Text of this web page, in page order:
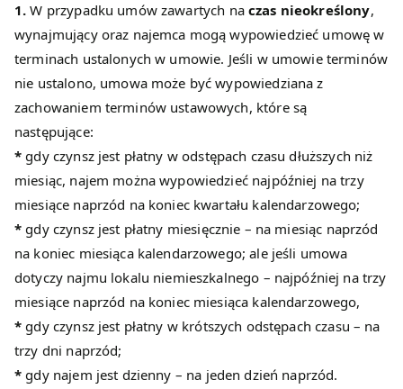
1. W przypadku umów zawartych na czas nieokreślony,
wynajmujący oraz najemca mogą wypowiedzieć umowę w
terminach ustalonych w umowie. Jeśli w umowie terminów
nie ustalono, umowa może być wypowiedziana z
zachowaniem terminów ustawowych, które są
następujące:
* gdy czynsz jest płatny w odstępach czasu dłuższych niż
miesiąc, najem można wypowiedzieć najpóźniej na trzy
miesiące naprzód na koniec kwartału kalendarzowego;
* gdy czynsz jest płatny miesięcznie – na miesiąc naprzód
na koniec miesiąca kalendarzowego; ale jeśli umowa
dotyczy najmu lokalu niemieszkalnego – najpóźniej na trzy
miesiące naprzód na koniec miesiąca kalendarzowego,
* gdy czynsz jest płatny w krótszych odstępach czasu – na
trzy dni naprzód;
* gdy najem jest dzienny – na jeden dzień naprzód.